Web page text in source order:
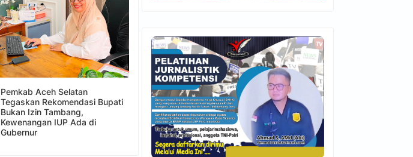
Pemkab Aceh Selatan
Tegaskan Rekomendasi Bupati
Bukan Izin Tambang,
Kewenangan IUP Ada di
Gubernur